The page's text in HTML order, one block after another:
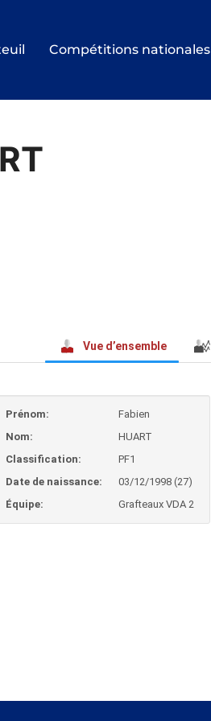
Compétitions nationales
Vue d’ensemble
Prénom:
Fabien
Nom:
HUART
Classification:
PF1
Date de naissance:
03/12/1998 (27)
Équipe:
Grafteaux VDA 2